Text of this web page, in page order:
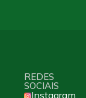
REDES
SOCIAIS
Instagram